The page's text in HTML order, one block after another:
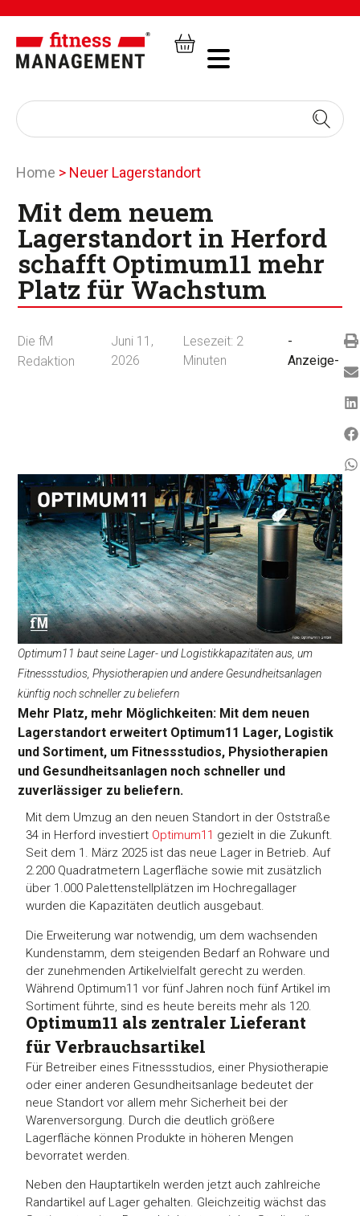
Home > Neuer Lagerstandort
Mit dem neuem
Lagerstandort in Herford
schafft Optimum11 mehr
Platz für Wachstum
Die fM
Redaktion
Juni 11,
2026
Lesezeit: 2
Minuten
-
Anzeige-
Optimum11 baut seine Lager- und Logistikkapazitäten aus, um
Fitnessstudios, Physiotherapien und andere Gesundheitsanlagen
künftig noch schneller zu beliefern
Mehr Platz, mehr Möglichkeiten: Mit dem neuen
Lagerstandort erweitert Optimum11 Lager, Logistik
und Sortiment, um Fitnessstudios, Physiotherapien
und Gesundheitsanlagen noch schneller und
zuverlässiger zu beliefern.
Mit dem Umzug an den neuen Standort in der Oststraße
34 in Herford investiert Optimum11 gezielt in die Zukunft.
Seit dem 1. März 2025 ist das neue Lager in Betrieb. Auf
2.200 Quadratmetern Lagerfläche sowie mit zusätzlich
über 1.000 Palettenstellplätzen im Hochregallager
wurden die Kapazitäten deutlich ausgebaut.
Die Erweiterung war notwendig, um dem wachsenden
Kundenstamm, dem steigenden Bedarf an Rohware und
der zunehmenden Artikelvielfalt gerecht zu werden.
Während Optimum11 vor fünf Jahren noch fünf Artikel im
Sortiment führte, sind es heute bereits mehr als 120.
Optimum11 als zentraler Lieferant
für Verbrauchsartikel
Für Betreiber eines Fitnessstudios, einer Physiotherapie
oder einer anderen Gesundheitsanlage bedeutet der
neue Standort vor allem mehr Sicherheit bei der
Warenversorgung. Durch die deutlich größere
Lagerfläche können Produkte in höheren Mengen
bevorratet werden.
Neben den Hauptartikeln werden jetzt auch zahlreiche
Randartikel auf Lager gehalten. Gleichzeitig wächst das